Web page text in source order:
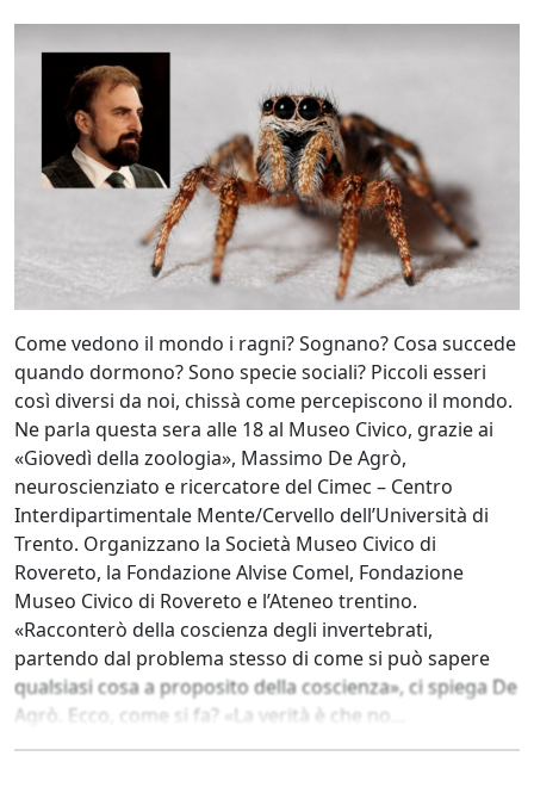
Come vedono il mondo i ragni? Sognano? Cosa succede
quando dormono? Sono specie sociali? Piccoli esseri
così diversi da noi, chissà come percepiscono il mondo.
Ne parla questa sera alle 18 al Museo Civico, grazie ai
«Giovedì della zoologia», Massimo De Agrò,
neuroscienziato e ricercatore del Cimec – Centro
Interdipartimentale Mente/Cervello dell’Università di
Trento. Organizzano la Società Museo Civico di
Rovereto, la Fondazione Alvise Comel, Fondazione
Museo Civico di Rovereto e l’Ateneo trentino.
«Racconterò della coscienza degli invertebrati,
partendo dal problema stesso di come si può sapere
qualsiasi cosa a proposito della coscienza», ci spiega De
Agrò. Ecco, come si fa? «La verità è che no...